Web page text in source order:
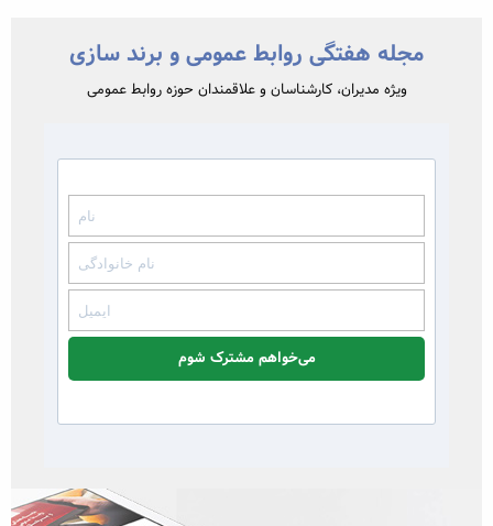
مجله هفتگی روابط عمومی و برند سازی
ویژه مدیران، کارشناسان و علاقمندان حوزه روابط عمومی
می‌خواهم مشترک شوم